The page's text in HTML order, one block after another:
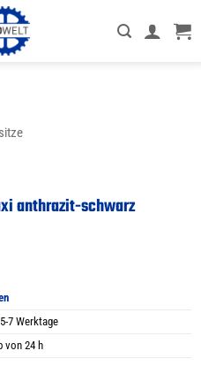
anthrazit-schwarz
7 Werktage
von 24 h